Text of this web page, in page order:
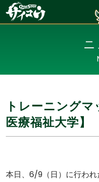
トレーニング
医療福祉大学】
本日、6/9（日）に行わ